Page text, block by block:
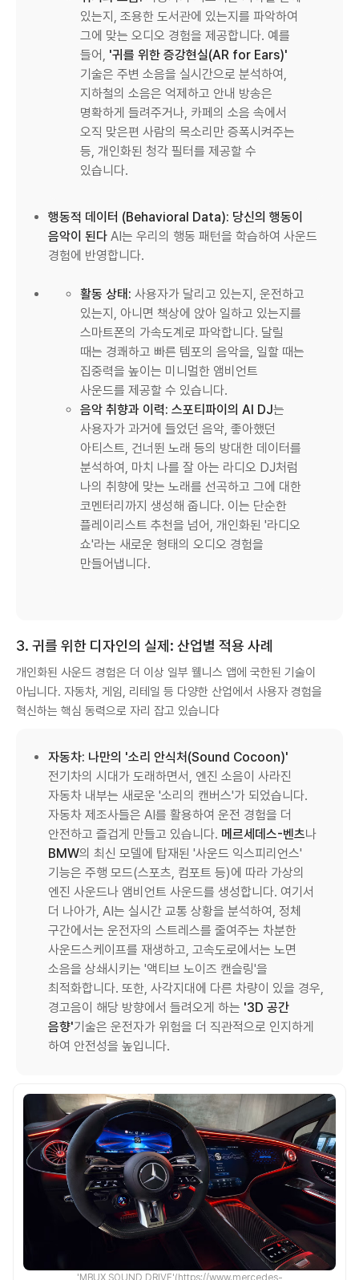
있는지, 조용한 도서관에 있는지를 파악하여
그에 맞는 오디오 경험을 제공합니다. 예를
들어, '귀를 위한 증강현실(AR for Ears)'
기술은 주변 소음을 실시간으로 분석하여,
지하철의 소음은 억제하고 안내 방송은
명확하게 들려주거나, 카페의 소음 속에서
오직 맞은편 사람의 목소리만 증폭시켜주는
등, 개인화된 청각 필터를 제공할 수
있습니다.
행동적 데이터 (Behavioral Data): 당신의 행동이
음악이 된다 AI는 우리의 행동 패턴을 학습하여 사운드
경험에 반영합니다.
활동 상태: 사용자가 달리고 있는지, 운전하고
있는지, 아니면 책상에 앉아 일하고 있는지를
스마트폰의 가속도계로 파악합니다. 달릴
때는 경쾌하고 빠른 템포의 음악을, 일할 때는
집중력을 높이는 미니멀한 앰비언트
사운드를 제공할 수 있습니다.
음악 취향과 이력: 스포티파이의 AI DJ는
사용자가 과거에 들었던 음악, 좋아했던
아티스트, 건너뛴 노래 등의 방대한 데이터를
분석하여, 마치 나를 잘 아는 라디오 DJ처럼
나의 취향에 맞는 노래를 선곡하고 그에 대한
코멘터리까지 생성해 줍니다. 이는 단순한
플레이리스트 추천을 넘어, 개인화된 '라디오
쇼'라는 새로운 형태의 오디오 경험을
만들어냅니다.
3. 귀를 위한 디자인의 실제: 산업별 적용 사례
개인화된 사운드 경험은 더 이상 일부 웰니스 앱에 국한된 기술이
아닙니다. 자동차, 게임, 리테일 등 다양한 산업에서 사용자 경험을
혁신하는 핵심 동력으로 자리 잡고 있습니다
자동차: 나만의 '소리 안식처(Sound Cocoon)'
전기차의 시대가 도래하면서, 엔진 소음이 사라진
자동차 내부는 새로운 '소리의 캔버스'가 되었습니다.
자동차 제조사들은 AI를 활용하여 운전 경험을 더
안전하고 즐겁게 만들고 있습니다. 메르세데스-벤츠나
BMW의 최신 모델에 탑재된 '사운드 익스피리언스'
기능은 주행 모드(스포츠, 컴포트 등)에 따라 가상의
엔진 사운드나 앰비언트 사운드를 생성합니다. 여기서
더 나아가, AI는 실시간 교통 상황을 분석하여, 정체
구간에서는 운전자의 스트레스를 줄여주는 차분한
사운드스케이프를 재생하고, 고속도로에서는 노면
소음을 상쇄시키는 '액티브 노이즈 캔슬링'을
최적화합니다. 또한, 사각지대에 다른 차량이 있을 경우,
경고음이 해당 방향에서 들려오게 하는 '3D 공간
음향'기술은 운전자가 위험을 더 직관적으로 인지하게
하여 안전성을 높입니다.
'MBUX SOUND DRIVE'(https://www.mercedes-